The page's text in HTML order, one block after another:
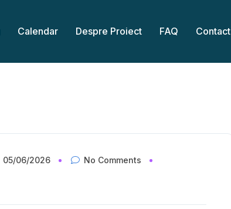
Calendar Despre Proiect FAQ Contact
05/06/2026 No Comments